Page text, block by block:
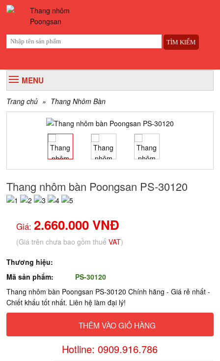
TÌM KIẾM
MENU
Trang chủ » Thang Nhôm Bàn
Thang nhôm bàn Poongsan PS-30120
Giá: 2.660.000 VNĐ
(Giá trên chưa bao gồm thuếVAT)
Thương hiệu:
Mã sản phẩm:
PS-30120
Thang nhôm bàn Poongsan PS-30120 Chính hãng - Giá rẻ nhất -
Chiết khấu tốt nhất. Liên hệ làm đại lý!
THÊM VÀO GIỎ HÀNG
Hotline: 0909.916.786